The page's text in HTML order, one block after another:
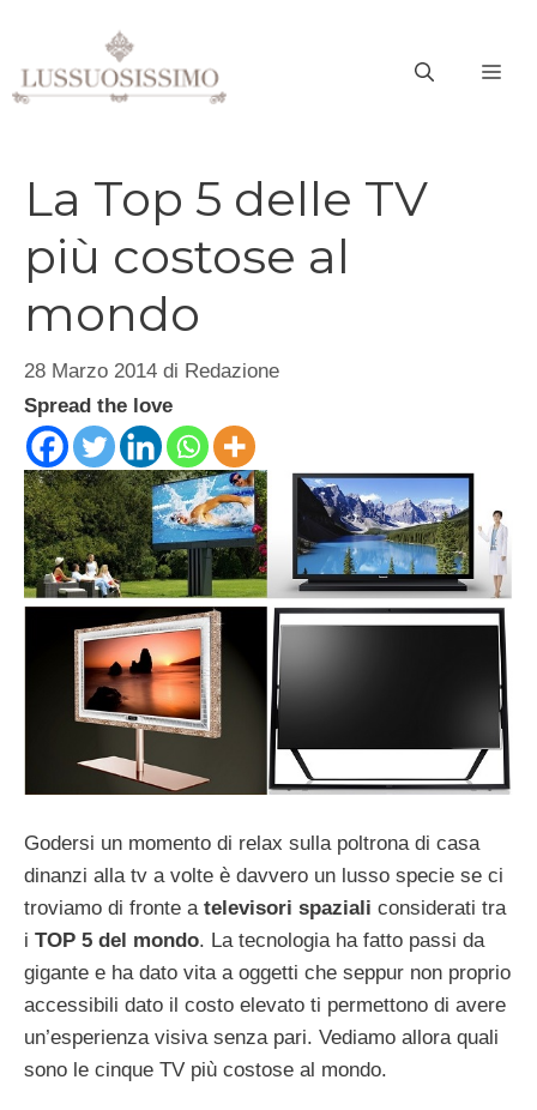
contenuto
La Top 5 delle TV
più costose al
mondo
28 Marzo 2014 di Redazione
Spread the love
Godersi un momento di relax sulla poltrona di casa
dinanzi alla tv a volte è davvero un lusso specie se ci
troviamo di fronte a televisori spaziali considerati tra
i TOP 5 del mondo. La tecnologia ha fatto passi da
gigante e ha dato vita a oggetti che seppur non proprio
accessibili dato il costo elevato ti permettono di avere
un’esperienza visiva senza pari. Vediamo allora quali
sono le cinque TV più costose al mondo.